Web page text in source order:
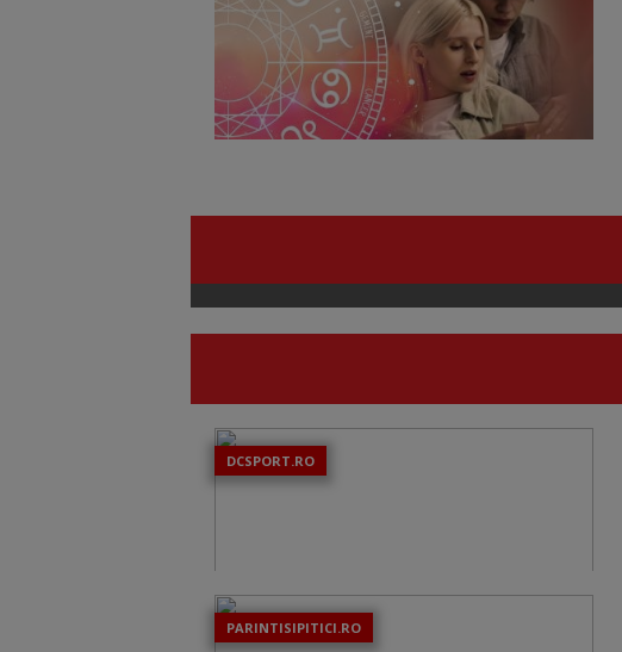
DCSPORT.RO
PARINTISIPITICI.RO